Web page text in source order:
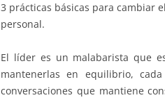
3 prácticas básicas para cambiar
personal.
El líder es un malabarista que
mantenerlas en equilibrio,
conversaciones que mantiene